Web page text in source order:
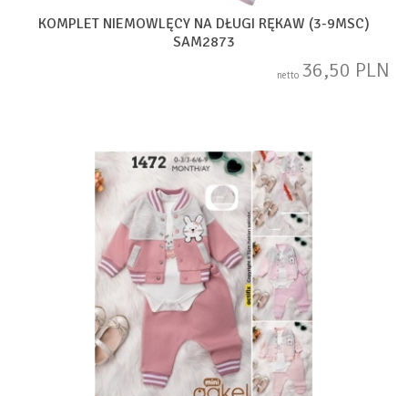
KOMPLET NIEMOWLĘCY NA DŁUGI RĘKAW (3-9MSC)
SAM2873
netto 36,50 PLN